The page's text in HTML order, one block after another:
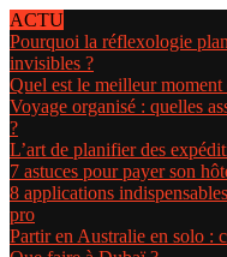
ACTU
Pourquoi la réflexologie
invisibles ?
Quel est le meilleur
Voyage organisé : quelles
?
L’art de planifier des
7 astuces pour payer son
8 applications
pro
Partir en Australie en solo :